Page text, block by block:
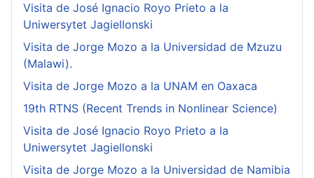
Visita de José Ignacio Royo Prieto a la
Uniwersytet Jagiellonski
Visita de Jorge Mozo a la Universidad de Mzuzu
(Malawi).
Visita de Jorge Mozo a la UNAM en Oaxaca
19th RTNS (Recent Trends in Nonlinear Science)
Visita de José Ignacio Royo Prieto a la
Uniwersytet Jagiellonski
Visita de Jorge Mozo a la Universidad de Namibia